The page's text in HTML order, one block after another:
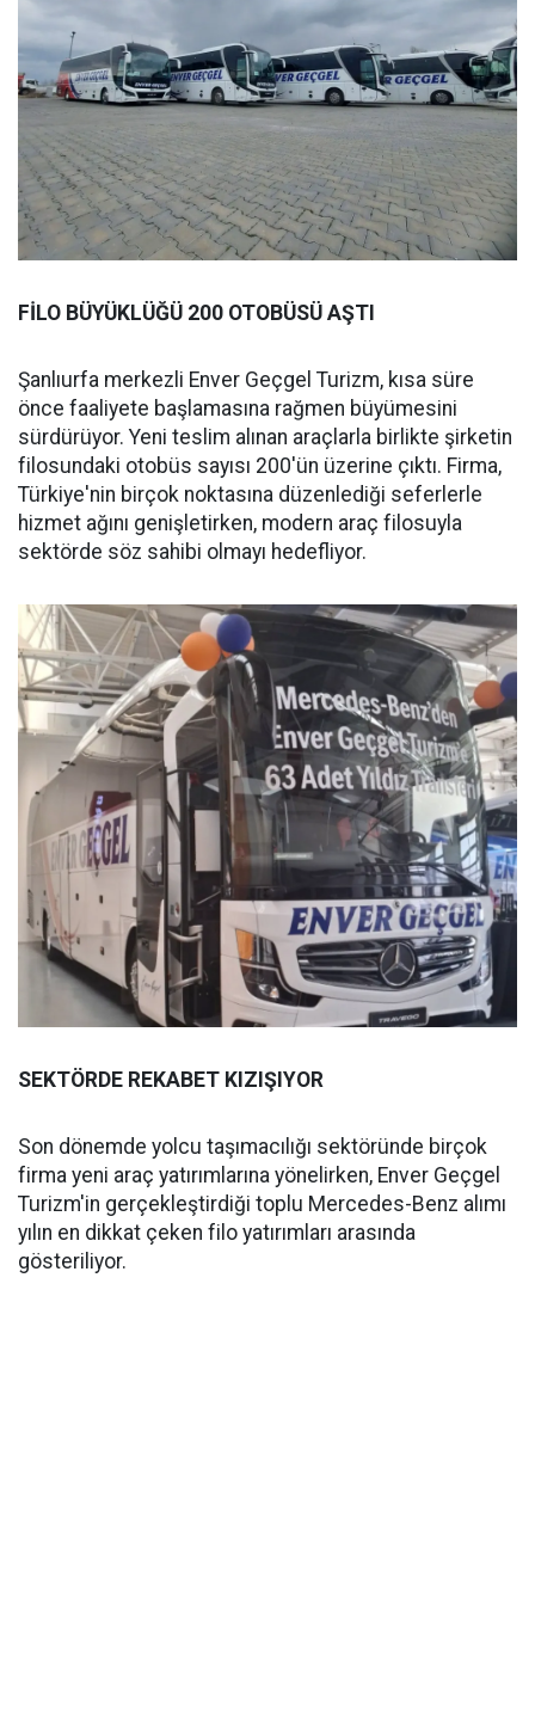
FİLO BÜYÜKLÜĞÜ 200 OTOBÜSÜ AŞTI
Şanlıurfa merkezli Enver Geçgel Turizm, kısa süre
önce faaliyete başlamasına rağmen büyümesini
sürdürüyor. Yeni teslim alınan araçlarla birlikte şirketin
filosundaki otobüs sayısı 200'ün üzerine çıktı. Firma,
Türkiye'nin birçok noktasına düzenlediği seferlerle
hizmet ağını genişletirken, modern araç filosuyla
sektörde söz sahibi olmayı hedefliyor.
SEKTÖRDE REKABET KIZIŞIYOR
Son dönemde yolcu taşımacılığı sektöründe birçok
firma yeni araç yatırımlarına yönelirken, Enver Geçgel
Turizm'in gerçekleştirdiği toplu Mercedes-Benz alımı
yılın en dikkat çeken filo yatırımları arasında
gösteriliyor.